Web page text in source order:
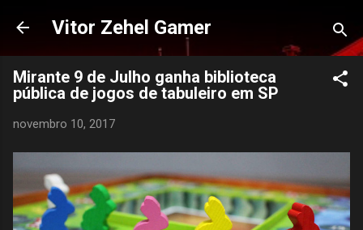
Pular para o conteúdo principal
Vitor Zehel Gamer
Mirante 9 de Julho ganha biblioteca
pública de jogos de tabuleiro em SP
novembro 10, 2017